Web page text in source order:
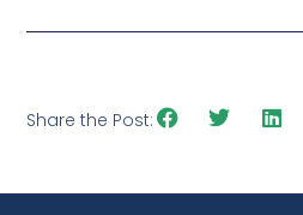
Share the Post: